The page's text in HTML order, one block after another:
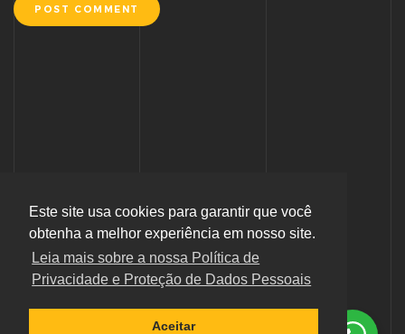
POST COMMENT
Política de Privacidade e Proteção de Dados Pessoais
Este site usa cookies para garantir que você
obtenha a melhor experiência em nosso site.
Leia mais sobre a nossa Política de
Privacidade e Proteção de Dados Pessoais
Aceitar